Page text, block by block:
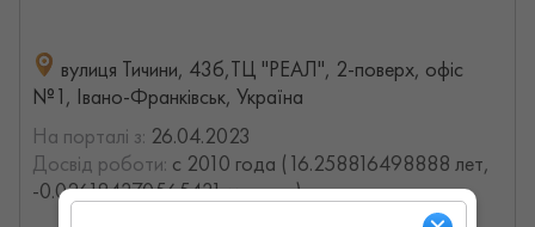
вулиця Тичини, 43б,ТЦ "РЕАЛ", 2-поверх, офіс
№1, Івано-Франківськ, Україна
На порталі з: 26.04.2023
Досвід роботи: с 2010 года (16.258816498888 лет,
-0.026184370565431 месяцев)